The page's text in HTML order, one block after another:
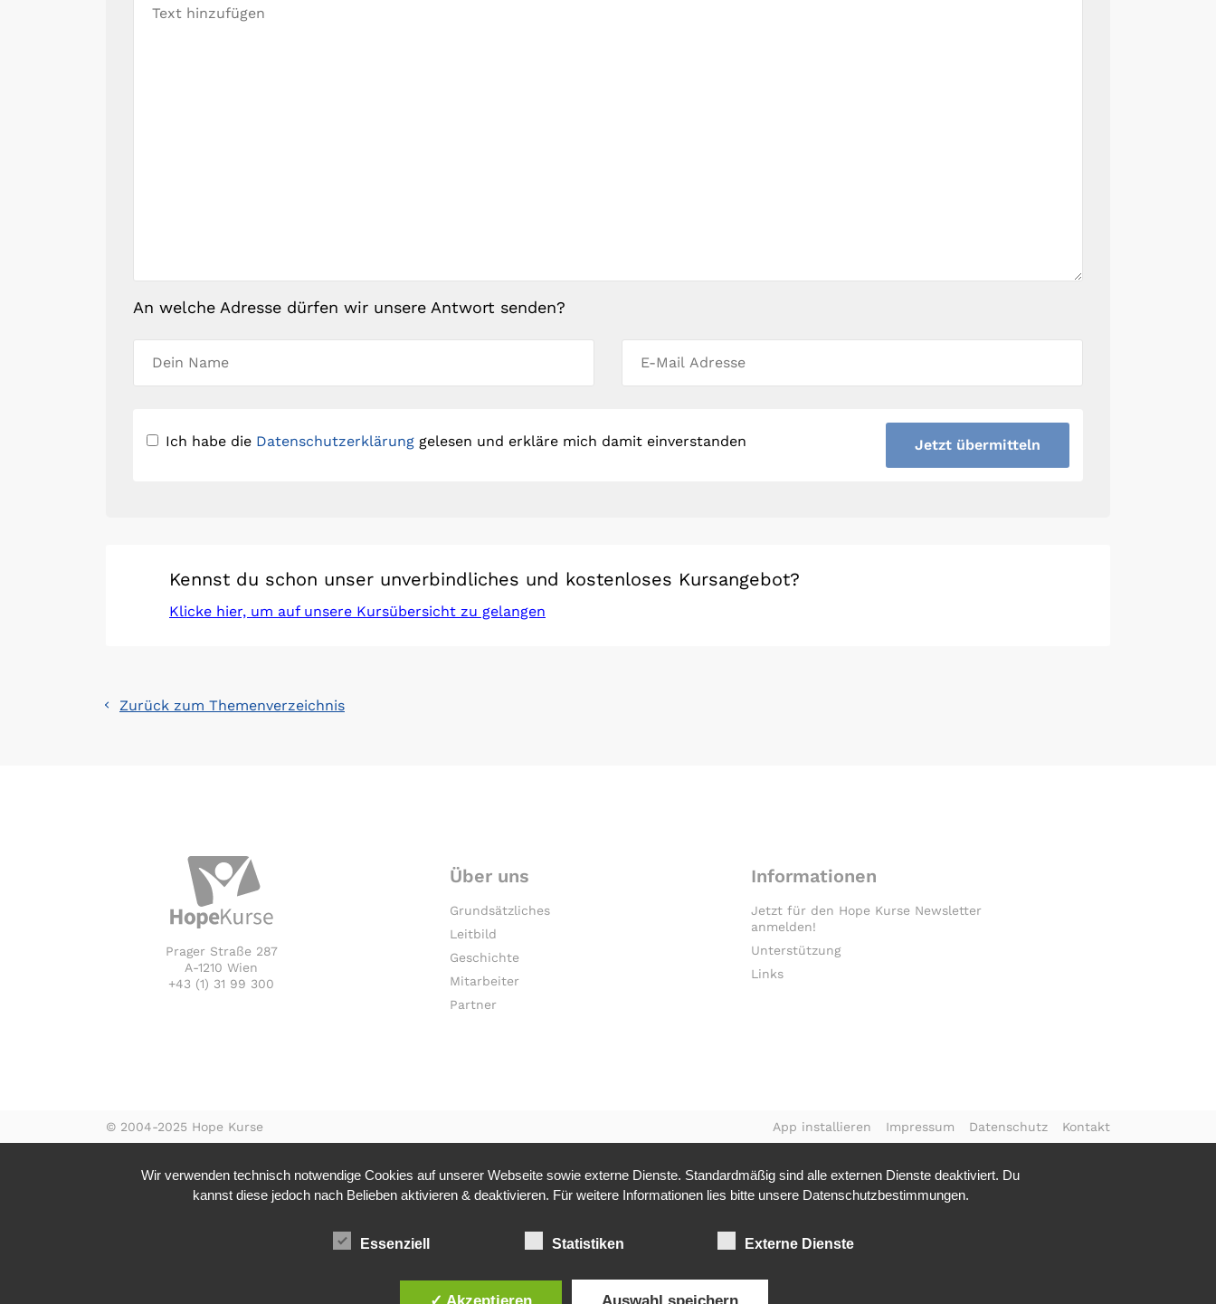
An welche Adresse dürfen wir unsere Antwort senden?
Ich habe die Datenschutzerklärung gelesen und erkläre mich damit einverstanden Jetzt übermitteln
Kennst du schon unser unverbindliches und kostenloses Kursangebot?
Klicke hier, um auf unsere Kursübersicht zu gelangen
Zurück zum Themenverzeichnis
Prager Straße 287
A-1210 Wien
+43 (1) 31 99 300
Über uns
Grundsätzliches
Leitbild
Geschichte
Mitarbeiter
Partner
Informationen
Jetzt für den Hope Kurse Newsletter
anmelden!
Unterstützung
Links
© 2004-2025 Hope Kurse App installieren Impressum Datenschutz Kontakt
Wir verwenden technisch notwendige Cookies auf unserer Webseite sowie externe Dienste. Standardmäßig sind alle externen Dienste deaktiviert. Du
kannst diese jedoch nach Belieben aktivieren & deaktivieren. Für weitere Informationen lies bitte unsere Datenschutzbestimmungen.
Essenziell Statistiken Externe Dienste
✓ Akzeptieren Auswahl speichern